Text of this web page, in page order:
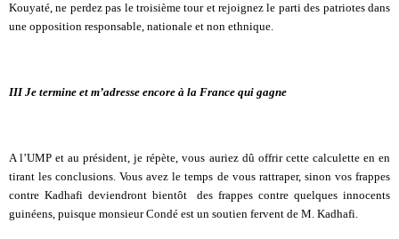
Kouyaté, ne perdez pas le troisième tour et rejoignez le parti des patriotes dans
une opposition responsable, nationale et non ethnique.
III Je termine et m’adresse encore à la France qui gagne
A l’UMP et au président, je répète, vous auriez dû offrir cette calculette en en
tirant les conclusions. Vous avez le temps de vous rattraper, sinon vos frappes
contre Kadhafi deviendront bientôt des frappes contre quelques innocents
guinéens, puisque monsieur Condé est un soutien fervent de M. Kadhafi.